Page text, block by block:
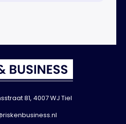
81, 4007 WJ Tiel